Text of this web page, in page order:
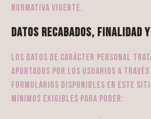
normativa vigente.
Datos recabados, finalidad
Los datos de carácter personal
aportados por los usuarios a través
formularios disponibles en este
mínimos exigibles para poder: